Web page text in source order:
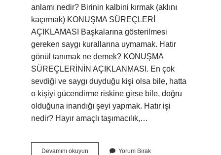
anlamı nedir? Birinin kalbini kırmak (aklını
kaçırmak) KONUŞMA SÜREÇLERİ
AÇIKLAMASI Başkalarına gösterilmesi
gereken saygı kurallarına uymamak. Hatır
gönül tanımak ne demek? KONUŞMA
SÜREÇLERİNİN AÇIKLANMASI. En çok
sevdiği ve saygı duyduğu kişi olsa bile, hatta
o kişiyi gücendirme riskine girse bile, doğru
olduğuna inandığı şeyi yapmak. Hatır işi
nedir? Hayır amaçlı taşımacılık,…
Devamını okuyun Yorum Bırak